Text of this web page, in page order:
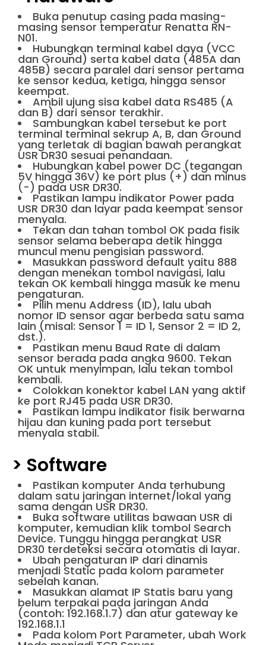
Buka penutup casing pada masing-
masing sensor temperatur Renatta RN-
N01.
Hubungkan terminal kabel daya (VCC
dan Ground) serta kabel data (485A dan
485B) secara paralel dari sensor pertama
ke sensor kedua, ketiga, hingga sensor
keempat.
Ambil ujung sisa kabel data RS485 (A
dan B) dari sensor terakhir.
Sambungkan kabel tersebut ke port
terminal terminal sekrup A, B, dan Ground
yang terletak di bagian bawah perangkat
USR DR30 sesuai penandaan.
Hubungkan kabel power DC (tegangan
5V hingga 36V) ke port plus (+) dan minus
(-) pada USR DR30.
Pastikan lampu indikator Power pada
USR DR30 dan layar pada keempat sensor
menyala.
Tekan dan tahan tombol OK pada fisik
sensor selama beberapa detik hingga
muncul menu pengisian password.
Masukkan password default yaitu 888
dengan menekan tombol navigasi, lalu
tekan OK kembali hingga masuk ke menu
pengaturan.
Pilih menu Address (ID), lalu ubah
nomor ID sensor agar berbeda satu sama
lain (misal: Sensor 1 = ID 1, Sensor 2 = ID 2,
dst.).
Pastikan menu Baud Rate di dalam
sensor berada pada angka 9600. Tekan
OK untuk menyimpan, lalu tekan tombol
kembali.
Colokkan konektor kabel LAN yang aktif
ke port RJ45 pada USR DR30.
Pastikan lampu indikator fisik berwarna
hijau dan kuning pada port tersebut
menyala stabil.
> Software
Pastikan komputer Anda terhubung
dalam satu jaringan internet/lokal yang
sama dengan USR DR30.
Buka software utilitas bawaan USR di
komputer, kemudian klik tombol Search
Device. Tunggu hingga perangkat USR
DR30 terdeteksi secara otomatis di layar.
Ubah pengaturan IP dari dinamis
menjadi Static pada kolom parameter
sebelah kanan.
Masukkan alamat IP Statis baru yang
belum terpakai pada jaringan Anda
(contoh: 192.168.1.7) dan atur gateway ke
192.168.1.1
Pada kolom Port Parameter, ubah Work